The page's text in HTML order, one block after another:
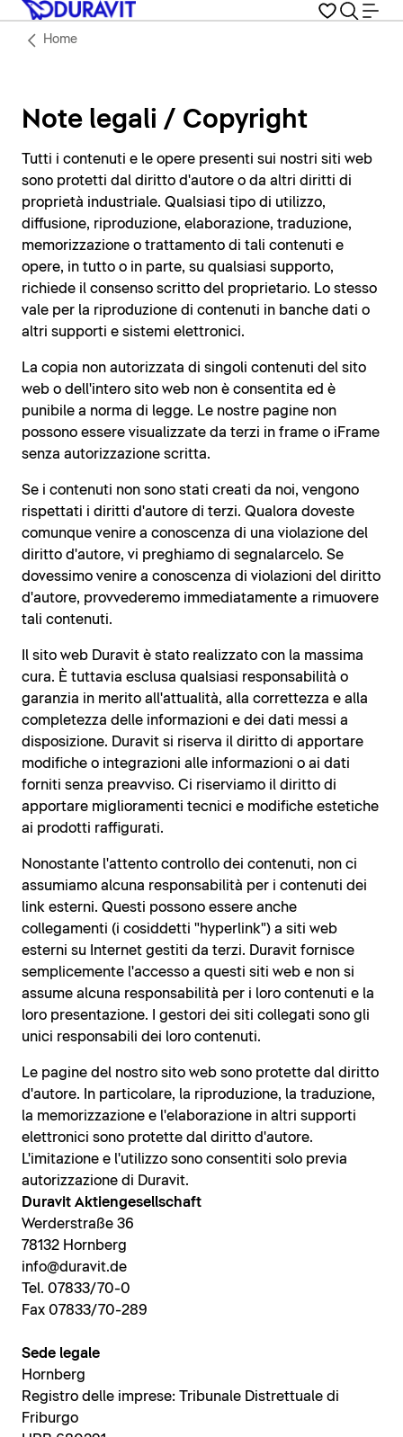
Home
Note legali / Copyright
Tutti i contenuti e le opere presenti sui nostri siti web
sono protetti dal diritto d'autore o da altri diritti di
proprietà industriale. Qualsiasi tipo di utilizzo,
diffusione, riproduzione, elaborazione, traduzione,
memorizzazione o trattamento di tali contenuti e
opere, in tutto o in parte, su qualsiasi supporto,
richiede il consenso scritto del proprietario. Lo stesso
vale per la riproduzione di contenuti in banche dati o
altri supporti e sistemi elettronici.
La copia non autorizzata di singoli contenuti del sito
web o dell'intero sito web non è consentita ed è
punibile a norma di legge. Le nostre pagine non
possono essere visualizzate da terzi in frame o iFrame
senza autorizzazione scritta.
Se i contenuti non sono stati creati da noi, vengono
rispettati i diritti d'autore di terzi. Qualora doveste
comunque venire a conoscenza di una violazione del
diritto d'autore, vi preghiamo di segnalarcelo. Se
dovessimo venire a conoscenza di violazioni del diritto
d'autore, provvederemo immediatamente a rimuovere
tali contenuti.
Il sito web Duravit è stato realizzato con la massima
cura. È tuttavia esclusa qualsiasi responsabilità o
garanzia in merito all'attualità, alla correttezza e alla
completezza delle informazioni e dei dati messi a
disposizione. Duravit si riserva il diritto di apportare
modifiche o integrazioni alle informazioni o ai dati
forniti senza preavviso. Ci riserviamo il diritto di
apportare miglioramenti tecnici e modifiche estetiche
ai prodotti raffigurati.
Nonostante l'attento controllo dei contenuti, non ci
assumiamo alcuna responsabilità per i contenuti dei
link esterni. Questi possono essere anche
collegamenti (i cosiddetti "hyperlink") a siti web
esterni su Internet gestiti da terzi. Duravit fornisce
semplicemente l'accesso a questi siti web e non si
assume alcuna responsabilità per i loro contenuti e la
loro presentazione. I gestori dei siti collegati sono gli
unici responsabili dei loro contenuti.
Le pagine del nostro sito web sono protette dal diritto
d'autore. In particolare, la riproduzione, la traduzione,
la memorizzazione e l'elaborazione in altri supporti
elettronici sono protette dal diritto d'autore.
L'imitazione e l'utilizzo sono consentiti solo previa
autorizzazione di Duravit.
Duravit Aktiengesellschaft
Werderstraße 36
78132 Hornberg
info@duravit.de
Tel. 07833/70-0
Fax 07833/70-289
Sede legale
Hornberg
Registro delle imprese: Tribunale Distrettuale di
Friburgo